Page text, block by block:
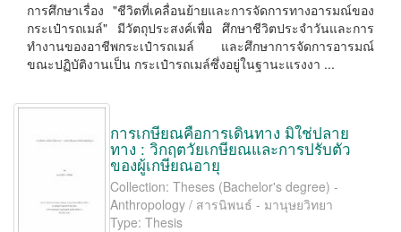
การศึกษาเรื่อง "ชีวิตที่เคลื่อนย้ายและการจัดการทางอารมณ์ของ
กระเป๋ารถเมล์" มีวัตถุประสงค์เพื่อ ศึกษาชีวิตประจำวันและการ
ทำงานของอาชีพกระเป๋ารถเมล์ และศึกษาการจัดการอารมณ์
ขณะปฏิบัติงานเป็น กระเป๋ารถเมล์ซึ่งอยู่ในฐานะแรงงา ...
การเกษียณคือการเดินทาง มิใช่ปลาย
ทาง : วิกฤตวัยเกษียณและการปรับตัว
ของผู้เกษียณอายุ
Collection: Theses (Bachelor's degree) -
Anthropology / สารนิพนธ์ - มานุษยวิทยา
Type: Thesis